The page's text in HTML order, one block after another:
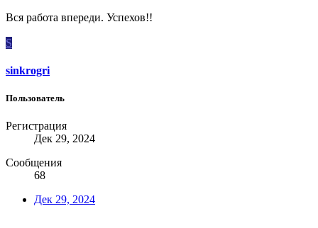
Вся работа впереди. Успехов!!
S
sinkrogri
Пользователь
Регистрация
Дек 29, 2024
Сообщения
68
Дек 29, 2024